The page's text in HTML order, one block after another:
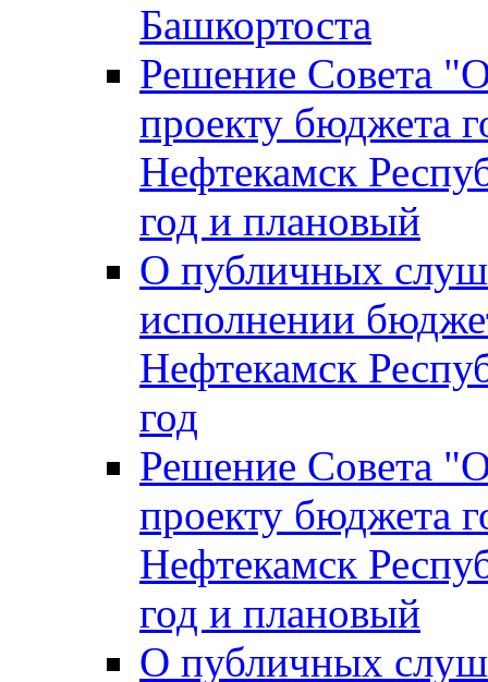
Башкортоста
Решение Совета
проекту бюджета
Нефтекамск
год и плановый
О публичных
исполнении
Нефтекамск
год
Решение Совета
проекту бюджета
Нефтекамск
год и плановый
О публичных